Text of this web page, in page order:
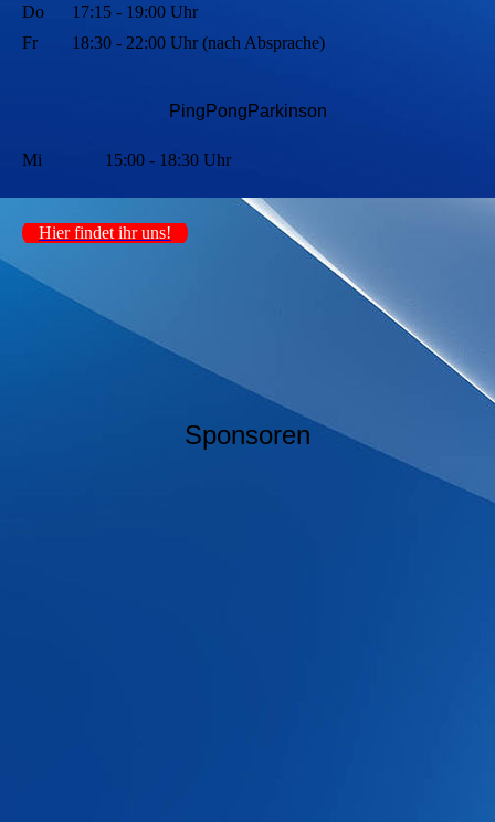
Do
17:15 - 19:00 Uhr
Fr
18:30 - 22:00 Uhr (nach Absprache)
PingPongParkinson
Mi 15:00 - 18:30 Uhr
Hier findet ihr uns!
Sponsoren